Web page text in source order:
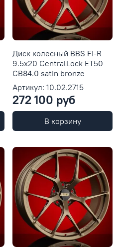
Диск колесный BBS FI-R
9.5x20 CentralLock ET50
CB84.0 satin bronze
Артикул: 10.02.2715
272 100 руб
В корзину